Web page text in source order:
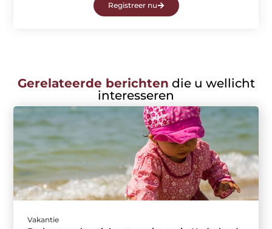
Registreer nu
Gerelateerde berichten die u wellicht
interesseren
Vakantie